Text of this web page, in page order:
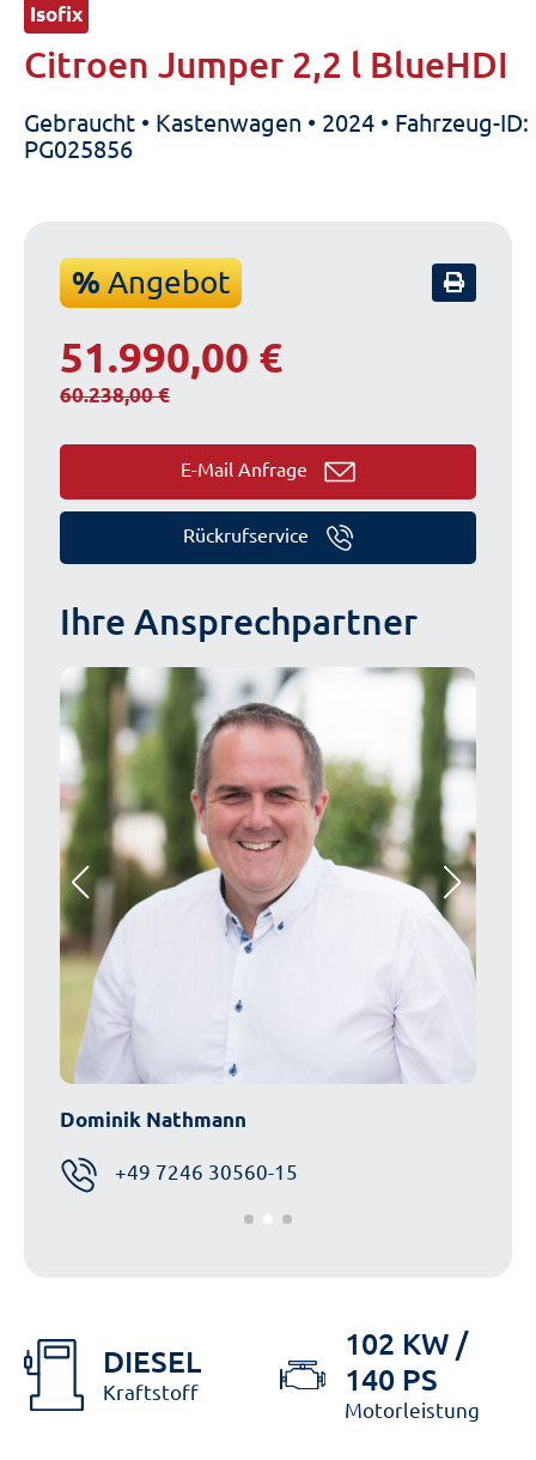
Isofix
Citroen Jumper 2,2 l BlueHDI
Gebraucht • Kastenwagen • 2024 • Fahrzeug-ID:
PG025856
DIESEL
Kraftstoff
102 KW /
140 PS
Motorleistung
%Angebot
51.990,00 €
60.238,00 €
E-Mail Anfrage
Rückrufservice
Ihre Ansprechpartner
Dominik Nathmann
+49 7246 30560-15